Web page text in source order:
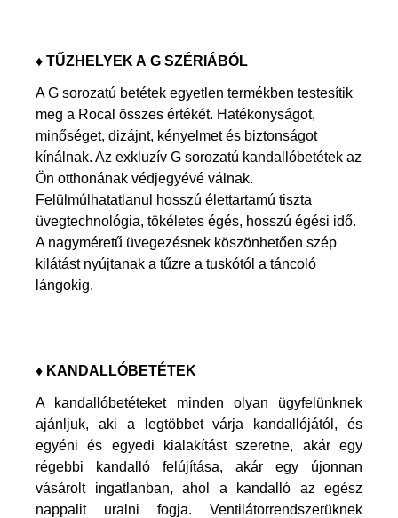
♦ TŰZHELYEK A G SZÉRIÁBÓL
A G sorozatú betétek egyetlen termékben testesítik
meg a Rocal összes értékét. Hatékonyságot,
minőséget, dizájnt, kényelmet és biztonságot
kínálnak. Az exkluzív G sorozatú kandallóbetétek az
Ön otthonának védjegyévé válnak.
Felülmúlhatatlanul hosszú élettartamú tiszta
üvegtechnológia, tökéletes égés, hosszú égési idő.
A nagyméretű üvegezésnek köszönhetően szép
kilátást nyújtanak a tűzre a tuskótól a táncoló
lángokig.
♦ KANDALLÓBETÉTEK
A kandallóbetéteket minden olyan ügyfelünknek
ajánljuk, aki a legtöbbet várja kandallójától, és
egyéni és egyedi kialakítást szeretne, akár egy
régebbi kandalló felújítása, akár egy újonnan
vásárolt ingatlanban, ahol a kandalló az egész
nappalit uralni fogja. Ventilátorrendszerüknek